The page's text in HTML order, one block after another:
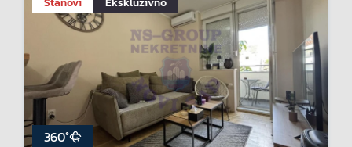
360°